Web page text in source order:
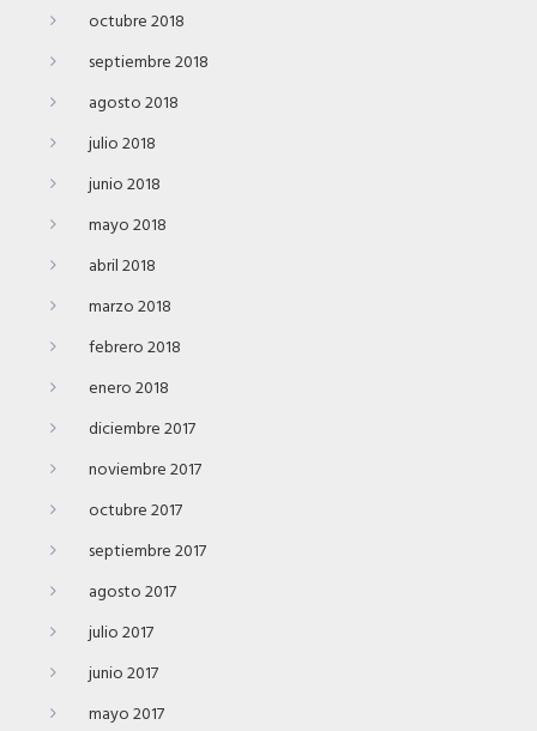
octubre 2018
septiembre 2018
agosto 2018
julio 2018
junio 2018
mayo 2018
abril 2018
marzo 2018
febrero 2018
enero 2018
diciembre 2017
noviembre 2017
octubre 2017
septiembre 2017
agosto 2017
julio 2017
junio 2017
mayo 2017